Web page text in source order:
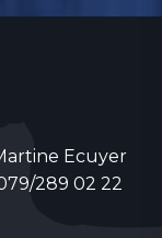
Ecuyer
289 02 22